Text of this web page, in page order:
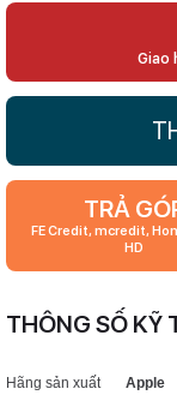
Giao
TRẢ
FE Credit, mcredit,
HD
THÔNG SỐ KỸ
Hãng sản xuất Apple